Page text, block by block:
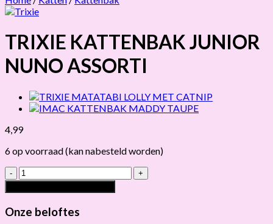
TRIXIE KATTENBAK JUNIOR
NUNO ASSORTI
4,99
6 op voorraad (kan nabesteld worden)
TRIXIE
KATTENBAK
JUNIOR
NUNO
ASSORTI
Onze beloftes